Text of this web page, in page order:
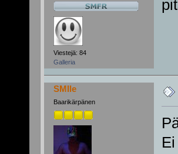
Viestejä: 84
Galleria
SMIle
Baarikärpänen